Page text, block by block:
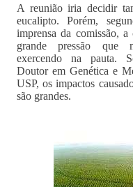
A reunião iria decidir
eucalipto. Porém,
imprensa da comissão,
grande pressão que
exercendo na pauta.
Doutor em Genética e
USP, os impactos
são grandes.